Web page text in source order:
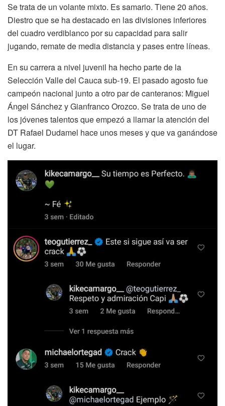
Se trata de un volante mixto. Es samario. Tiene 20 años.
Diestro que se ha destacado en las divisiones inferiores
del cuadro verdiblanco por su capacidad para salir
jugando, remate de media distancia y pases entre líneas.
En su carrera a nivel juvenil ha hecho parte de la
Selección Valle del Cauca sub-19. El pasado agosto fue
campeón nacional junto a otro par de canteranos: Miguel
Ángel Sánchez y Gianfranco Orozco. Se trata de uno de
los jóvenes talentos que empezó a llamar la atención del
DT Rafael Dudamel hace unos meses y que va ganándose
el lugar.